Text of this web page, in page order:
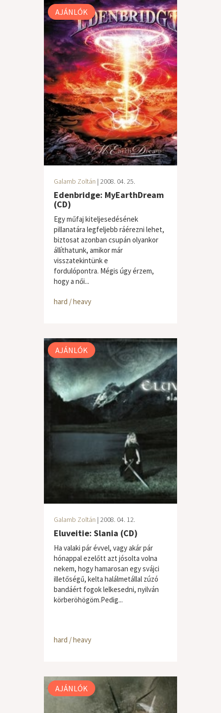
AJÁNLÓK
Galamb Zoltán | 2008. 04. 25.
Edenbridge: MyEarthDream
(CD)
Egy műfaj kiteljesedésének
pillanatára legfeljebb ráérezni lehet,
biztosat azonban csupán olyankor
állíthatunk, amikor már
visszatekintünk e
fordulópontra. Mégis úgy érzem,
hogy a női...
hard / heavy
AJÁNLÓK
Galamb Zoltán | 2008. 04. 12.
Eluveitie: Slania (CD)
Ha valaki pár évvel, vagy akár pár
hónappal ezelőtt azt jósolta volna
nekem, hogy hamarosan egy svájci
illetőségű, kelta halálmetállal zúzó
bandáért fogok lelkesedni, nyilván
körberöhögöm.Pedig...
hard / heavy
AJÁNLÓK